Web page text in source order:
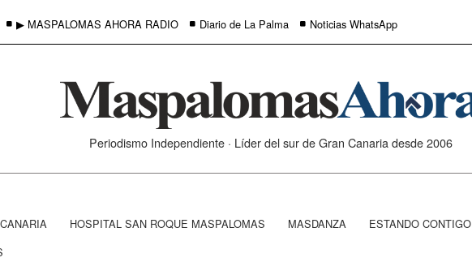
▶ MASPALOMAS AHORA RADIO Diario de La Palma Noticias WhatsApp
Periodismo Independiente · Líder del sur de Gran Canaria desde 2006
HOSPITAL SAN ROQUE MASPALOMAS MASDANZA ESTANDO CONTIGO